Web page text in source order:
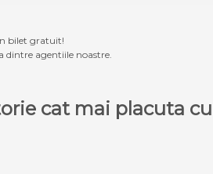
bilet gratuit!
dintre agentiile noastre.
cat mai placuta